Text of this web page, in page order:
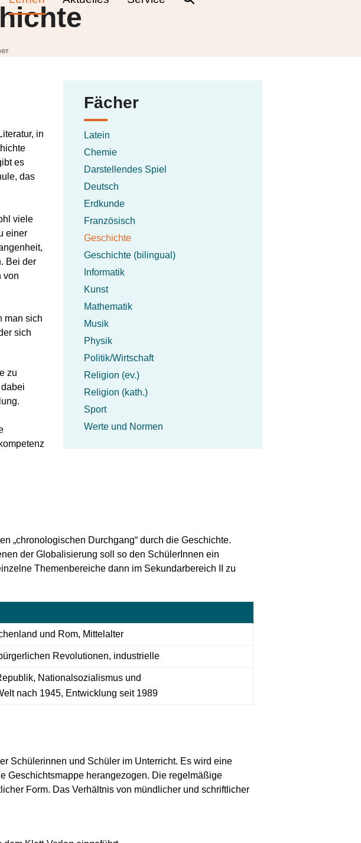
in
es
das
viele
einer
Bei der
von
man sich
sich
zu
Fächer
Latein
Chemie
Darstellendes Spiel
Deutsch
Erdkunde
Französisch
Geschichte
Geschichte (bilingual)
Informatik
Kunst
Mathematik
Musik
Physik
Politik/Wirtschaft
Religion (ev.)
Religion (kath.)
Sport
Werte und Normen
„chronologischen Durchgang“ durch die Geschichte.
der Globalisierung soll so den SchülerInnen ein
Themenbereiche dann im Sekundarbereich II zu
und Rom, Mittelalter
Revolutionen, industrielle
Nationalsozialismus und
nach 1945, Entwicklung seit 1989
Schülerinnen und Schüler im Unterricht. Es wird eine
Geschichtsmappe herangezogen. Die regelmäßige
Form. Das Verhältnis von mündlicher und schriftlicher